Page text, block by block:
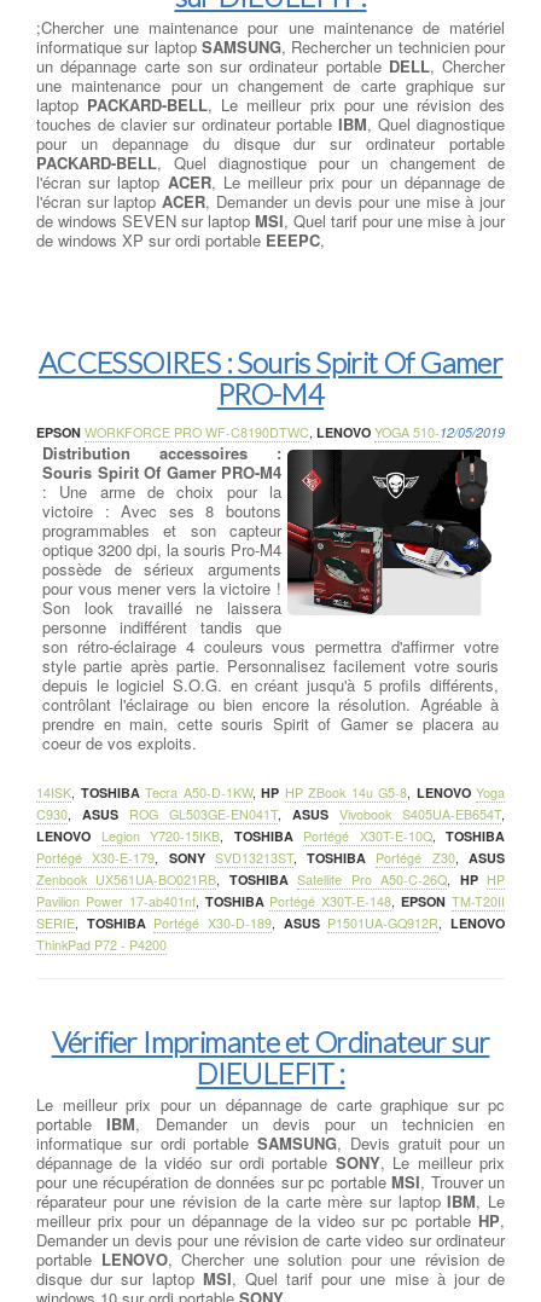
;Chercher une maintenance pour une maintenance de matériel
informatique sur laptop SAMSUNG, Rechercher un technicien pour
un dépannage carte son sur ordinateur portable DELL, Chercher
une maintenance pour un changement de carte graphique sur
laptop PACKARD-BELL, Le meilleur prix pour une révision des
touches de clavier sur ordinateur portable IBM, Quel diagnostique
pour un depannage du disque dur sur ordinateur portable
PACKARD-BELL, Quel diagnostique pour un changement de
l'écran sur laptop ACER, Le meilleur prix pour un dépannage de
l'écran sur laptopACER, Demander un devis pour une mise à jour
de windows SEVEN sur laptop MSI, Quel tarif pour une mise à jour
de windows XP sur ordi portable EEEPC,
ACCESSOIRES : Souris Spirit Of Gamer
PRO-M4
12/05/2019
Distribution accessoires :
Souris Spirit Of Gamer PRO-M4
: Une arme de choix pour la
victoire : Avec ses 8 boutons
programmables et son capteur
optique 3200 dpi, la souris Pro-M4
possède de sérieux arguments
pour vous mener vers la victoire !
Son look travaillé ne laissera
personne indifférent tandis que
son rétro-éclairage 4 couleurs vous permettra d'affirmer votre
style partie après partie. Personnalisez facilement votre souris
depuis le logiciel S.O.G. en créant jusqu'à 5 profils différents,
contrôlant l'éclairage ou bien encore la résolution. Agréable à
prendre en main, cette souris Spirit of Gamer se placera au
coeur de vos exploits.
EPSON WORKFORCE PRO WF-C8190DTWC, LENOVO YOGA 510-
14ISK, TOSHIBA Tecra A50-D-1KW, HP HP ZBook 14u G5-8, LENOVO Yoga
C930, ASUS ROG GL503GE-EN041T, ASUS Vivobook S405UA-EB654T,
LENOVO
Legion Y720-15IKB, TOSHIBA Portégé X30T-E-10Q, TOSHIBA
Portégé X30-E-179, SONY SVD13213ST,TOSHIBA Portégé Z30,ASUS
Zenbook UX561UA-BO021RB, TOSHIBA Satellite Pro A50-C-26Q, HP HP
Pavilion Power 17-ab401nf, TOSHIBA Portégé X30T-E-148,EPSON TM-T20II
SERIE, TOSHIBA Portégé X30-D-189, ASUS P1501UA-GQ912R,LENOVO
ThinkPad P72 - P4200
Vérifier Imprimante et Ordinateur sur
DIEULEFIT :
Le meilleur prix pour un dépannage de carte graphique sur pc
portableIBM, Demander un devis pour un technicien en
informatique sur ordi portable SAMSUNG, Devis gratuit pour un
dépannage de la vidéo sur ordi portable SONY, Le meilleur prix
pour une récupération de données sur pc portable MSI, Trouver un
réparateur pour une révision de la carte mère sur laptopIBM, Le
meilleur prix pour un dépannage de la video sur pc portable HP,
Demander un devis pour une révision de carte video sur ordinateur
portable LENOVO, Chercher une solution pour une révision de
disque dur sur laptop MSI, Quel tarif pour une mise à jour de